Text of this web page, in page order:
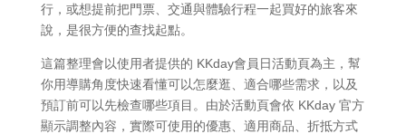
行，或想提前把門票、交通與體驗行程一起買好的旅客來
說，是很方便的查找起點。
這篇整理會以使用者提供的 KKday會員日活動頁為主，幫
你用導購角度快速看懂可以怎麼逛、適合哪些需求，以及
預訂前可以先檢查哪些項目。由於活動頁會依 KKday 官方
顯示調整內容，實際可使用的優惠、適用商品、折抵方式